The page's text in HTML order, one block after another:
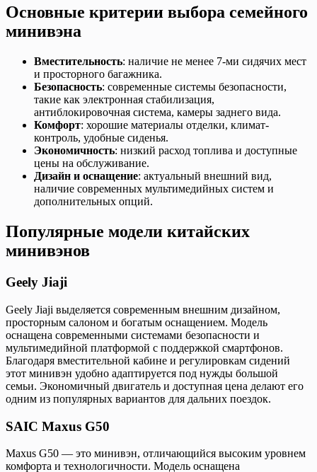
Основные критерии выбора семейного
минивэна
Вместительность: наличие не менее 7-ми сидячих мест
и просторного багажника.
Безопасность: современные системы безопасности,
такие как электронная стабилизация,
антиблокировочная система, камеры заднего вида.
Комфорт: хорошие материалы отделки, климат-
контроль, удобные сиденья.
Экономичность: низкий расход топлива и доступные
цены на обслуживание.
Дизайн и оснащение: актуальный внешний вид,
наличие современных мультимедийных систем и
дополнительных опций.
Популярные модели китайских
минивэнов
Geely Jiaji
Geely Jiaji выделяется современным внешним дизайном,
просторным салоном и богатым оснащением. Модель
оснащена современными системами безопасности и
мультимедийной платформой с поддержкой смартфонов.
Благодаря вместительной кабине и регулировкам сидений
этот минивэн удобно адаптируется под нужды большой
семьи. Экономичный двигатель и доступная цена делают его
одним из популярных вариантов для дальних поездок.
SAIC Maxus G50
Maxus G50 — это минивэн, отличающийся высоким уровнем
комфорта и технологичности. Модель оснащена